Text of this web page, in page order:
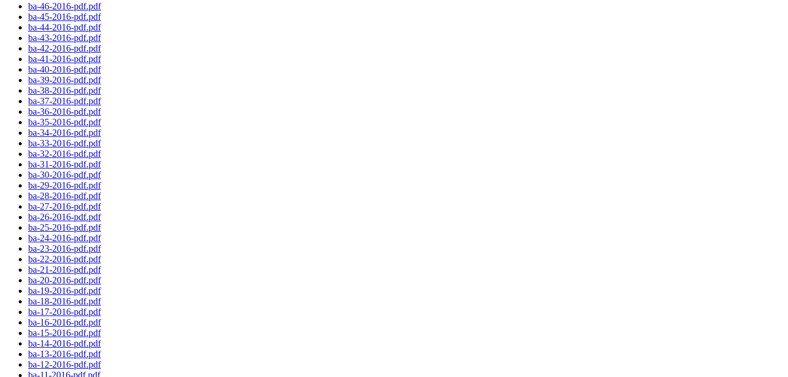
ba-46-2016-pdf.pdf
ba-45-2016-pdf.pdf
ba-44-2016-pdf.pdf
ba-43-2016-pdf.pdf
ba-42-2016-pdf.pdf
ba-41-2016-pdf.pdf
ba-40-2016-pdf.pdf
ba-39-2016-pdf.pdf
ba-38-2016-pdf.pdf
ba-37-2016-pdf.pdf
ba-36-2016-pdf.pdf
ba-35-2016-pdf.pdf
ba-34-2016-pdf.pdf
ba-33-2016-pdf.pdf
ba-32-2016-pdf.pdf
ba-31-2016-pdf.pdf
ba-30-2016-pdf.pdf
ba-29-2016-pdf.pdf
ba-28-2016-pdf.pdf
ba-27-2016-pdf.pdf
ba-26-2016-pdf.pdf
ba-25-2016-pdf.pdf
ba-24-2016-pdf.pdf
ba-23-2016-pdf.pdf
ba-22-2016-pdf.pdf
ba-21-2016-pdf.pdf
ba-20-2016-pdf.pdf
ba-19-2016-pdf.pdf
ba-18-2016-pdf.pdf
ba-17-2016-pdf.pdf
ba-16-2016-pdf.pdf
ba-15-2016-pdf.pdf
ba-14-2016-pdf.pdf
ba-13-2016-pdf.pdf
ba-12-2016-pdf.pdf
ba-11-2016-pdf.pdf